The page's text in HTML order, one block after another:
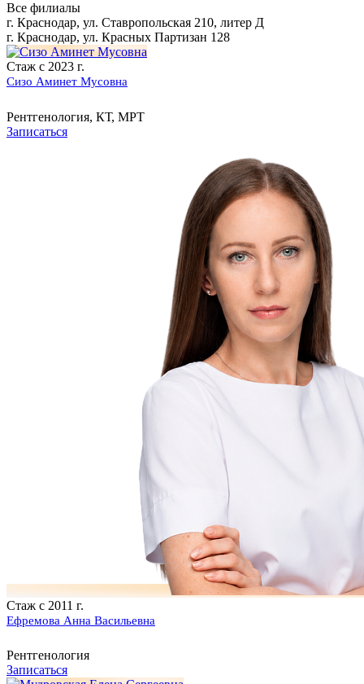
Все филиалы
г. Краснодар, ул. Ставропольская 210, литер Д
г. Краснодар, ул. Красных Партизан 128
Стаж с 2023 г.
Сизо Аминет Мусовна
Рентгенология, КТ, МРТ
Записаться
Стаж с 2011 г.
Ефремова Анна Васильевна
Рентгенология
Записаться